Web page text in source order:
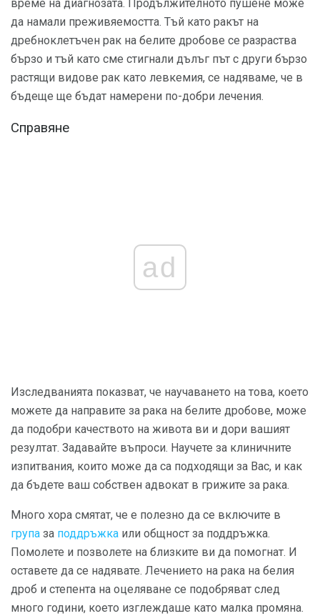
време на диагнозата. Продължителното пушене може
да намали преживяемостта. Тъй като ракът на
дребноклетъчен рак на белите дробове се разраства
бързо и тъй като сме стигнали дълъг път с други бързо
растящи видове рак като левкемия, се надяваме, че в
бъдеще ще бъдат намерени по-добри лечения.
Справяне
ad
Изследванията показват, че научаването на това, което
можете да направите за рака на белите дробове, може
да подобри качеството на живота ви и дори вашият
резултат. Задавайте въпроси. Научете за клиничните
изпитвания, които може да са подходящи за Вас, и как
да бъдете ваш собствен адвокат в грижите за рака.
Много хора смятат, че е полезно да се включите в
група за поддръжка или общност за поддръжка.
Помолете и позволете на близките ви да помогнат. И
оставете да се надявате. Лечението на рака на белия
дроб и степента на оцеляване се подобряват след
много години, което изглеждаше като малка промяна.